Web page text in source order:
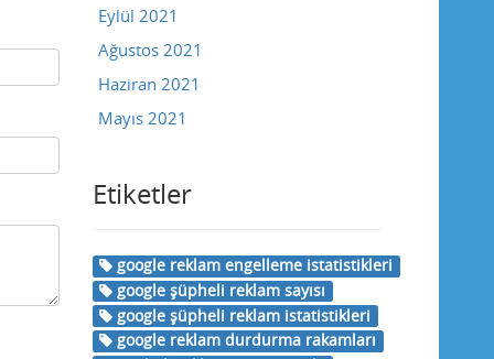
Eylül 2021
Ağustos 2021
Haziran 2021
Mayıs 2021
Etiketler
google reklam engelleme istatistikleri
google şüpheli reklam sayısı
google şüpheli reklam istatistikleri
google reklam durdurma rakamları